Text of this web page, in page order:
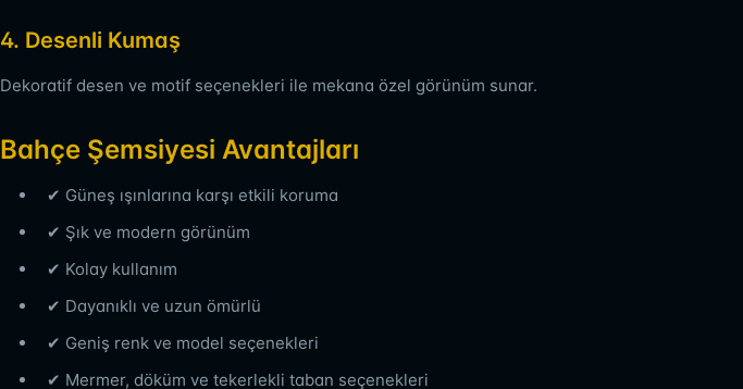
4. Desenli Kumaş
Dekoratif desen ve motif seçenekleri ile mekana özel görünüm sunar.
Bahçe Şemsiyesi Avantajları
✔ Güneş ışınlarına karşı etkili koruma
✔ Şık ve modern görünüm
✔ Kolay kullanım
✔ Dayanıklı ve uzun ömürlü
✔ Geniş renk ve model seçenekleri
✔ Mermer, döküm ve tekerlekli taban seçenekleri